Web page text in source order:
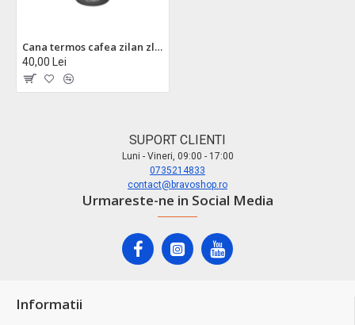
Cana termos cafea zilan zln9923, 510ml - inox, pereti dubli, mentine temperatura 12h
40,00 Lei
SUPORT CLIENTI
Luni - Vineri, 09:00 - 17:00
0735214833
contact@bravoshop.ro
Urmareste-ne in Social Media
Informatii